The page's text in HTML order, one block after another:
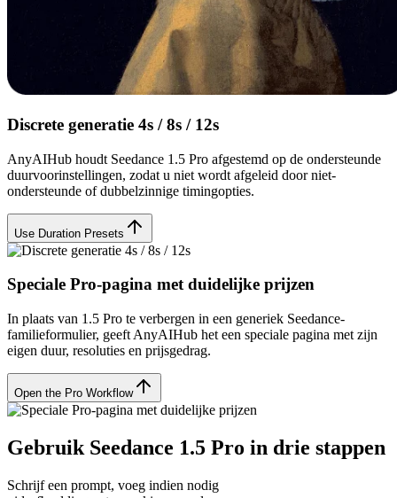
Discrete generatie 4s / 8s / 12s
AnyAIHub houdt Seedance 1.5 Pro afgestemd op de ondersteunde
duurvoorinstellingen, zodat u niet wordt afgeleid door niet-
ondersteunde of dubbelzinnige timingopties.
Use Duration Presets
Speciale Pro-pagina met duidelijke prijzen
In plaats van 1.5 Pro te verbergen in een generiek Seedance-
familieformulier, geeft AnyAIHub het een speciale pagina met zijn
eigen duur, resoluties en prijsgedrag.
Open the Pro Workflow
Gebruik Seedance 1.5 Pro in drie stappen
Schrijf een prompt, voeg indien nodig